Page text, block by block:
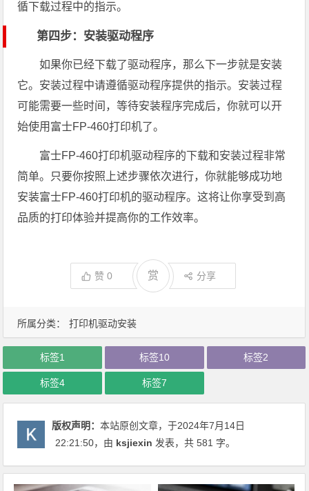
所属分类： 打印机驱动安装
循下载过程中的指示。
第四步：安装驱动程序
如果你已经下载了驱动程序，那么下一步就是安装
它。安装过程中请遵循驱动程序提供的指示。安装过程
可能需要一些时间，等待安装程序完成后，你就可以开
始使用富士FP-460打印机了。
富士FP-460打印机驱动程序的下载和安装过程非常
简单。只要你按照上述步骤依次进行，你就能够成功地
安装富士FP-460打印机的驱动程序。这将让你享受到高
品质的打印体验并提高你的工作效率。
赞0 赏 分享
标签1 标签10 标签2
标签4 标签7
版权声明：本站原创文章，于2024年7月14日
22:21:50，由 ksjiexin 发表，共 581 字。